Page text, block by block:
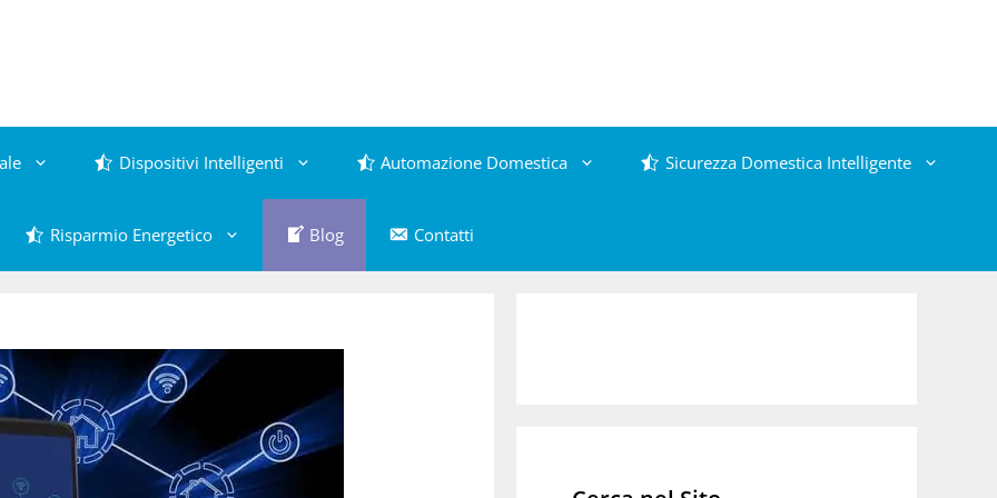
Dispositivi Intelligenti Automazione Domestica Sicurezza Domestica Intelligente
Risparmio Energetico Blog Contatti